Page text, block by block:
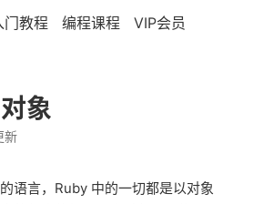
门教程 编程课程 VIP会员
象
新
语言，Ruby 中的一切都是以对象